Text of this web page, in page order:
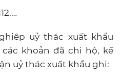
uỷ thác xuất khẩu
khoản đã chi hộ, kế
uỷ thác xuất khẩu ghi: